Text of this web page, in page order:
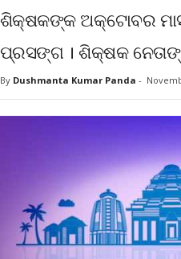
ଶିକ୍ଷକଙ୍କ ଅକ୍ଟୋବର
ପ୍ରସଙ୍ଗ । ଶିକ୍ଷକ
By Dushmanta Kumar Panda -